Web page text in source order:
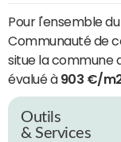
Pour l'ensemble
Communauté de
situe la commune
évalué à 903 €/
Outils
& Services